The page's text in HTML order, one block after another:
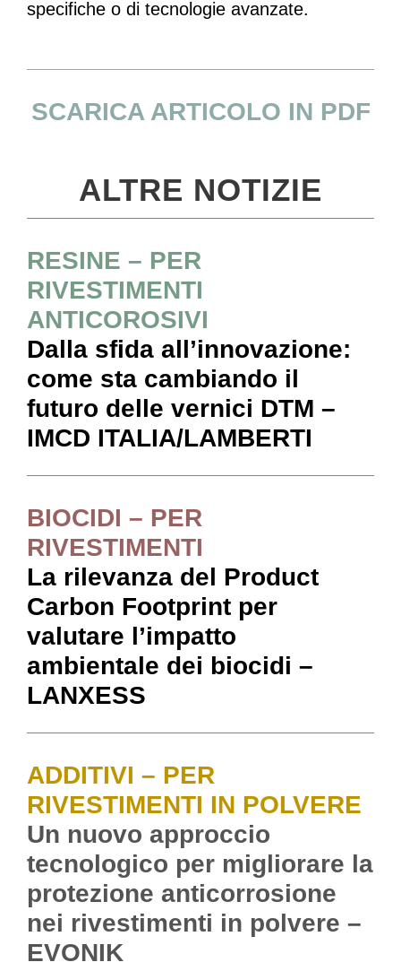
specifiche o di tecnologie avanzate.
SCARICA ARTICOLO IN PDF
ALTRE NOTIZIE
RESINE – PER
RIVESTIMENTI
ANTICOROSIVI
Dalla sfida all’innovazione:
come sta cambiando il
futuro delle vernici DTM –
IMCD ITALIA/LAMBERTI
BIOCIDI – PER
RIVESTIMENTI
La rilevanza del Product
Carbon Footprint per
valutare l’impatto
ambientale dei biocidi –
LANXESS
ADDITIVI – PER
RIVESTIMENTI IN POLVERE
Un nuovo approccio
tecnologico per migliorare la
protezione anticorrosione
nei rivestimenti in polvere –
EVONIK